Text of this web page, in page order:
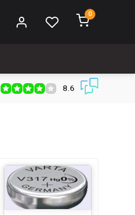
0
Verzendkosten € 2,95 (NL)
8.6